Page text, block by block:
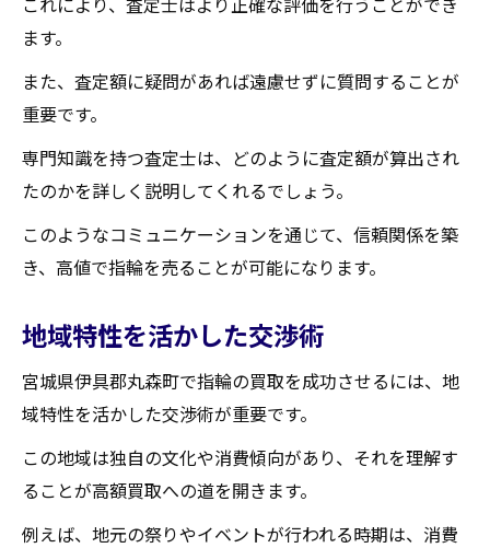
ます。
また、査定額に疑問があれば遠慮せずに質問することが
重要です。
専門知識を持つ査定士は、どのように査定額が算出され
たのかを詳しく説明してくれるでしょう。
このようなコミュニケーションを通じて、信頼関係を築
き、高値で指輪を売ることが可能になります。
地域特性を活かした交渉術
宮城県伊具郡丸森町で指輪の買取を成功させるには、地
域特性を活かした交渉術が重要です。
この地域は独自の文化や消費傾向があり、それを理解す
ることが高額買取への道を開きます。
例えば、地元の祭りやイベントが行われる時期は、消費